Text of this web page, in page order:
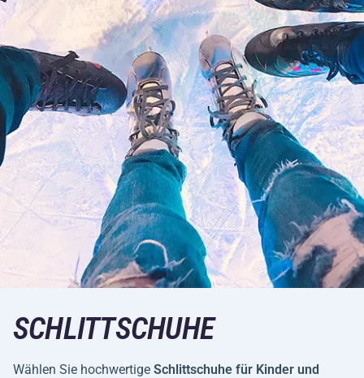
SCHLITTSCHUHE
Wählen Sie hochwertige Schlittschuhe für Kinder und